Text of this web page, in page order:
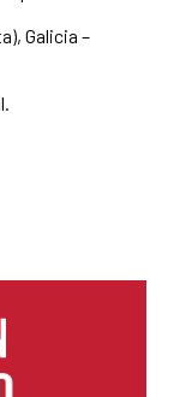
Galicia –